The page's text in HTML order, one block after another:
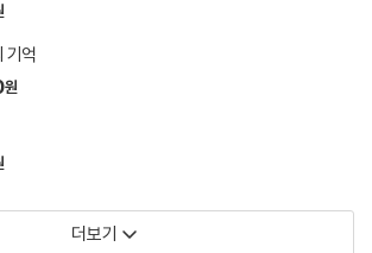
기억
원
더보기